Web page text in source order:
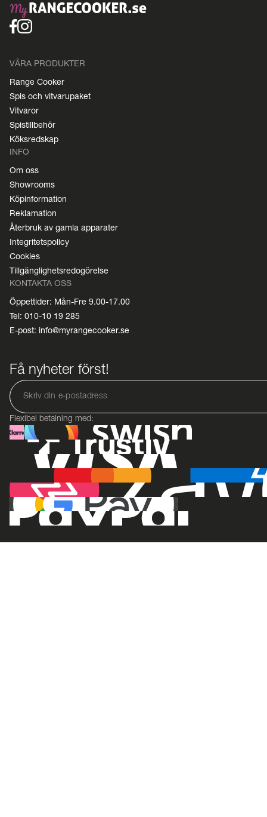
VÅRA PRODUKTER
Range Cooker
Spis och vitvarupaket
Vitvaror
Spistillbehör
Köksredskap
INFO
Om oss
Showrooms
Köpinformation
Reklamation
Återbruk av gamla apparater
Integritetspolicy
Cookies
Tillgänglighetsredogörelse
KONTAKTA OSS
Öppettider: Mån-Fre 9.00-17.00
Tel: 010-10 19 285
E-post: info@myrangecooker.se
Få nyheter först!
Flexibel betalning med: